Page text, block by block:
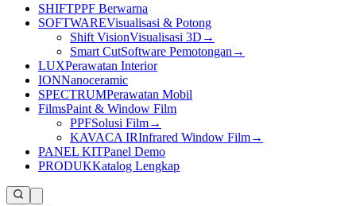
SHIFTPPF Berwarna
SOFTWAREVisualisasi & Potong
Shift VisionVisualisasi 3D →
Smart CutSoftware Pemotongan →
LUXPerawatan Interior
IONNanoceramic
SPECTRUMPerawatan Mobil
FilmsPaint & Window Film
PPFSolusi Film→
KAVACA IRInfrared Window Film→
PANEL KITPanel Demo
PRODUKKatalog Lengkap